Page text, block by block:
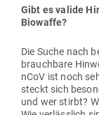
Gibt es valide
Biowaffe?
Die Suche nach
brauchbare
nCoV ist noch
steckt sich
und wer stirbt?